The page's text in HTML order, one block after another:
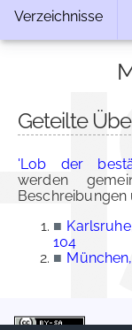
Verzeichnisse
Geteilte
'Lob der
werden
Beschreibungen
■
104
■